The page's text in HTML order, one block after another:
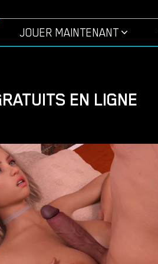
JOUER MAINTENANT
EN LIGNE